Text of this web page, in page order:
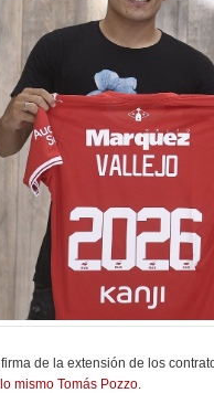
de la extensión de los
mismo Tomás Pozzo.